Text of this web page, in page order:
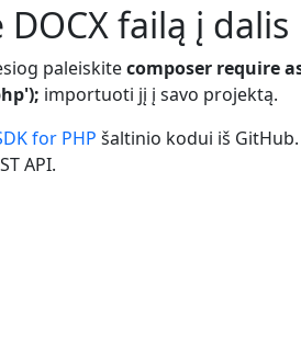
failą į dalis
paleiskitecomposer require
importuoti jį į savo projektą.
for PHP šaltinio kodui iš
API.